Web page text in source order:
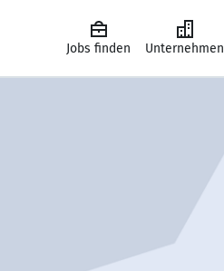
Jobs finden Unternehmen